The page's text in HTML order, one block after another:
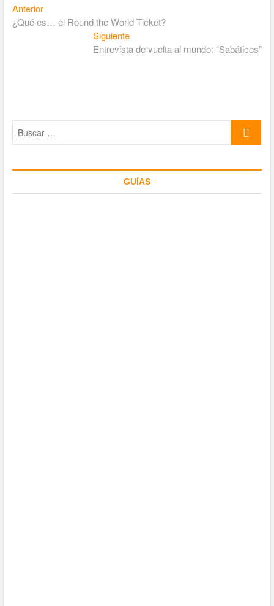
Navegación
de
AnteriorEntrada
anterior:
¿Qué es… el Round the World Ticket?
SiguienteEntrada
siguiente:
Entrevista de vuelta al mundo: “Sabáticos”
Buscar
GUÍAS